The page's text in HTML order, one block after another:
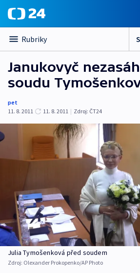
Rubriky
Janukovyč
soudu
pet
11. 8. 2011
11. 8. 2011 | Zdroj: ČT24
Julia Tymošenková před soudem
Zdroj: Olexander Prokopenko/AP Photo